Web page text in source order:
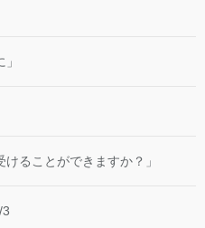
けることができますか？」